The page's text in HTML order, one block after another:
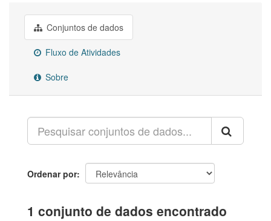
Conjuntos de dados
Fluxo de Atividades
Sobre
Ordenar por
1 conjunto de dados encontrado